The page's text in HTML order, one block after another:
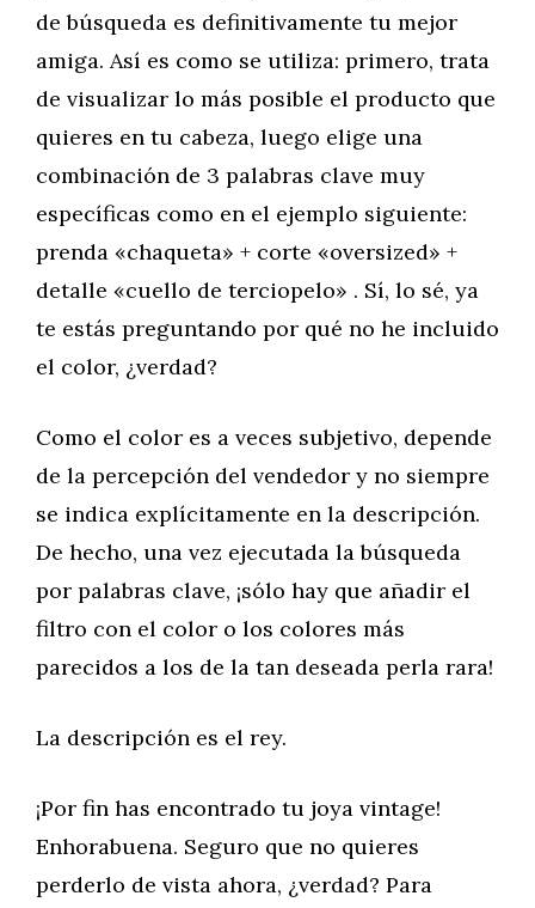
de búsqueda es definitivamente tu mejor
amiga. Así es como se utiliza: primero, trata
de visualizar lo más posible el producto que
quieres en tu cabeza, luego elige una
combinación de 3 palabras clave muy
específicas como en el ejemplo siguiente:
prenda «chaqueta» + corte «oversized» +
detalle «cuello de terciopelo» . Sí, lo sé, ya
te estás preguntando por qué no he incluido
el color, ¿verdad?
Como el color es a veces subjetivo, depende
de la percepción del vendedor y no siempre
se indica explícitamente en la descripción.
De hecho, una vez ejecutada la búsqueda
por palabras clave, ¡sólo hay que añadir el
filtro con el color o los colores más
parecidos a los de la tan deseada perla rara!
La descripción es el rey.
¡Por fin has encontrado tu joya vintage!
Enhorabuena. Seguro que no quieres
perderlo de vista ahora, ¿verdad? Para